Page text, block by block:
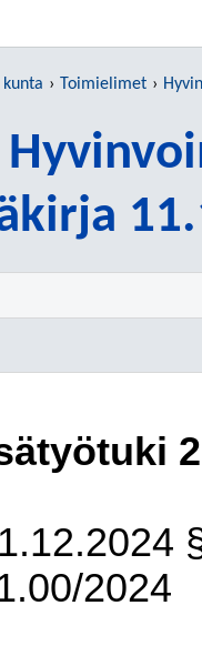
Toimielimet
2024